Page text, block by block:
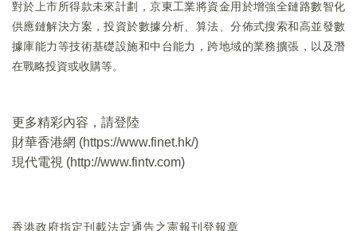
對於上市所得款未來計劃，京東工業將資金用於增強全鏈路數智化
供應鏈解決方案，投資於數據分析、算法、分佈式搜索和高並發數
據庫能力等技術基礎設施和中台能力，跨地域的業務擴張，以及潛
在戰略投資或收購等。
更多精彩內容，請登陸
財華香港網 (https://www.finet.hk/)
現代電視 (http://www.fintv.com)
香港政府指定刊載法定通告之憲報刊登報章